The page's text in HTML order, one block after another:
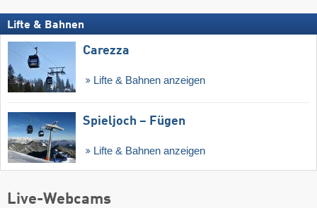
Lifte & Bahnen
Carezza
Lifte & Bahnen anzeigen
Spieljoch – Fügen
Lifte & Bahnen anzeigen
Live-Webcams